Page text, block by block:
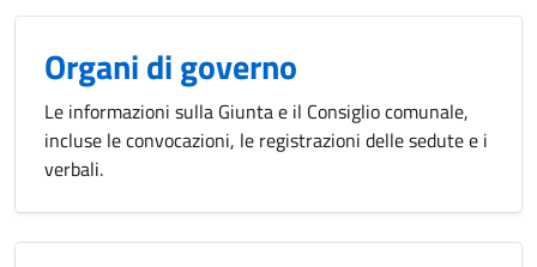
Organi di governo
Le informazioni sulla Giunta e il Consiglio comunale,
incluse le convocazioni, le registrazioni delle sedute e i
verbali.